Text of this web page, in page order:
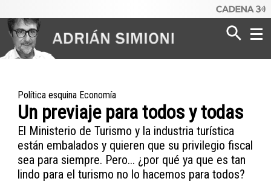
Poder
Dinero
Mundo
Política esquina Economía
Un previaje para todos y todas
El Ministerio de Turismo y la industria turística
están embalados y quieren que su privilegio fiscal
sea para siempre. Pero... ¿por qué ya que es tan
lindo para el turismo no lo hacemos para todos?